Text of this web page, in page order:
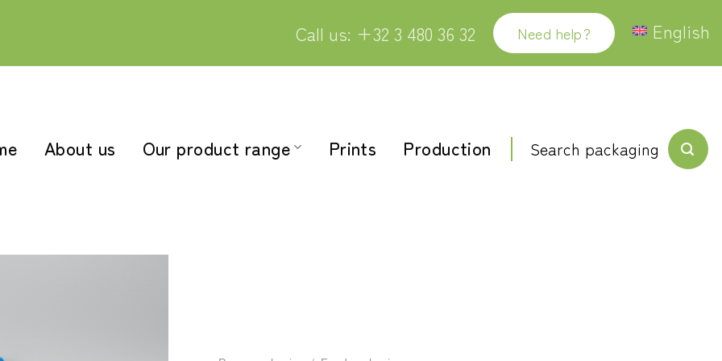
Call us: +32 3 480 36 32 Need help? English
About us Our product range Prints Production Search packaging